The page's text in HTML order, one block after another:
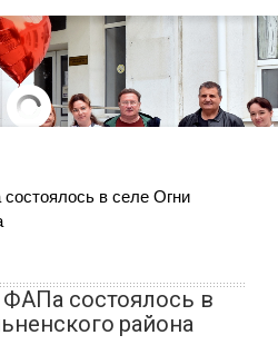
в селе Огни
состоялось в
района